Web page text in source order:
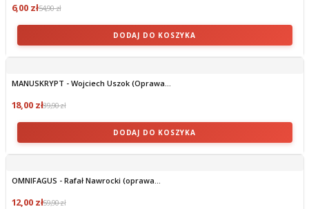
6,00 zł54,90 zł
DODAJ DO KOSZYKA
MANUSKRYPT - Wojciech Uszok (Oprawa...
18,00 zł39,90 zł
DODAJ DO KOSZYKA
OMNIFAGUS - Rafał Nawrocki (oprawa...
12,00 zł59,90 zł